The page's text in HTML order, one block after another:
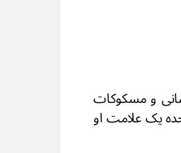
و مسکوکات
يک علامت او